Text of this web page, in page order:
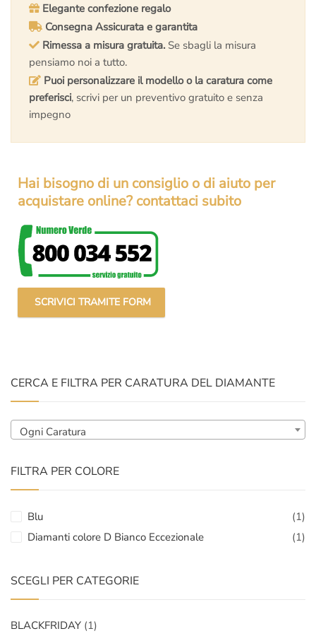
Elegante confezione regalo
Consegna Assicurata e garantita
Rimessa a misura gratuita. Se sbagli la misura
pensiamo noi a tutto.
Puoi personalizzare il modello o la caratura come
preferisci, scrivi per un preventivo gratuito e senza
impegno
Hai bisogno di un consiglio o di aiuto per
acquistare online? contattaci subito
SCRIVICI TRAMITE FORM
CERCA E FILTRA PER CARATURA DEL DIAMANTE
Ogni Caratura
FILTRA PER COLORE
Blu
(1)
Diamanti colore D Bianco Eccezionale
(1)
SCEGLI PER CATEGORIE
BLACKFRIDAY (1)